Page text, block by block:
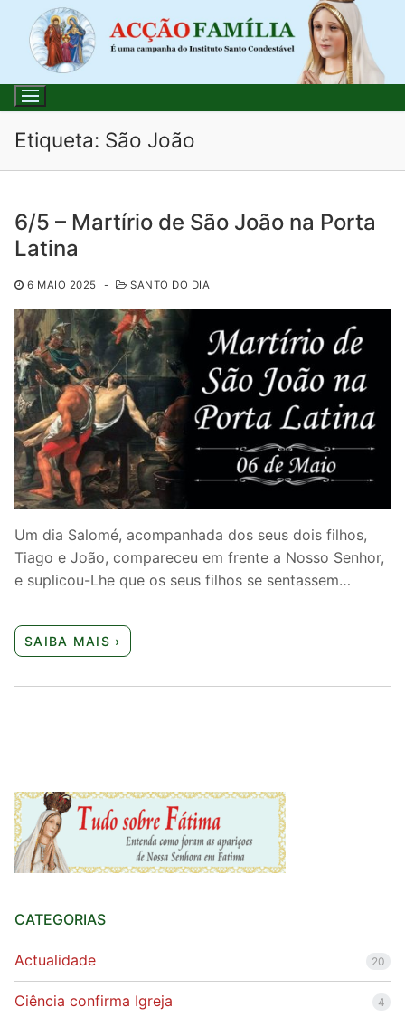
para
conteúdo
por:
Loja
Blog
Santo do Dia
Quem somos nós
Etiqueta: São João
6/5 – Martírio de São João na Porta
Latina
6 MAIO 2025 - SANTO DO DIA
Um dia Salomé, acompanhada dos seus dois filhos,
Tiago e João, compareceu em frente a Nosso Senhor,
e suplicou-Lhe que os seus filhos se sentassem…
SAIBA MAIS ›
CATEGORIAS
Actualidade 20
Ciência confirma Igreja 4